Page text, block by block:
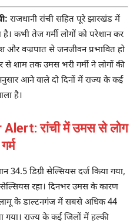
राजधानी रांची सहित पूरे झारखंड में
कभी तेज गर्मी लोगों को परेशान कर
और वज्रपात से जनजीवन प्रभावित हो
से शाम तक उमस भरी गर्मी ने लोगों की
आने वाले दो दिनों में राज्य के कई
है।
रांची में उमस से लोग
34.5 डिग्री सेल्सियस दर्ज किया गया,
रहा। दिनभर उमस के कारण
के डाल्टनगंज में सबसे अधिक 44
गया। राज्य के कई जिलों में हल्की